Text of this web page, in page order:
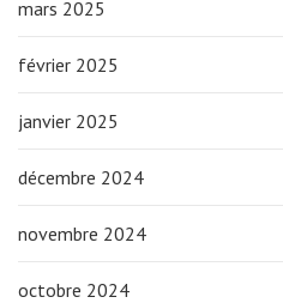
mars 2025
février 2025
janvier 2025
décembre 2024
novembre 2024
octobre 2024